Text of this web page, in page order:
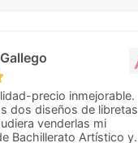
precio inmejorable.
dos diseños de libretas
venderlas mi
Bachillerato Artístico y